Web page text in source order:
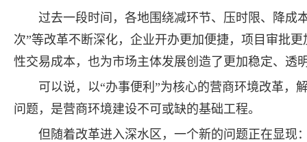
过去一段时间，各地围绕减环节、压时限、降成
次”等改革不断深化，企业开办更加便捷，项目审批
性交易成本，也为市场主体发展创造了更加稳定、透
可以说，以“办事便利”为核心的营商环境改革，
问题，是营商环境建设不可或缺的基础工程。
但随着改革进入深水区，一个新的问题正在显现